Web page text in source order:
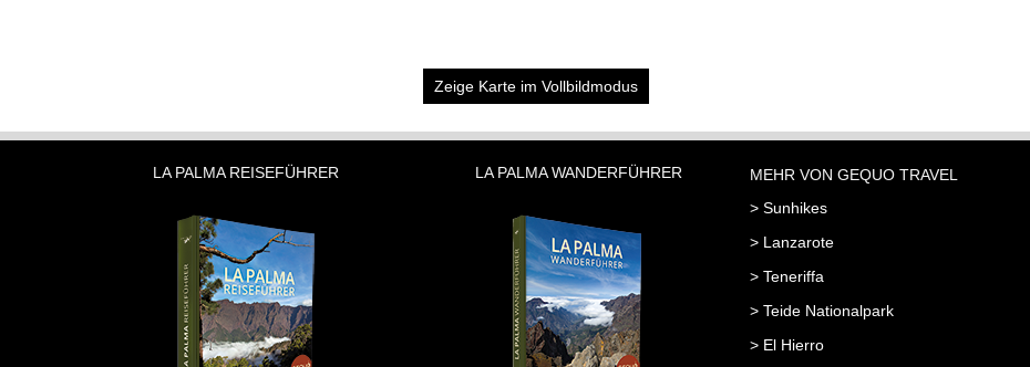
Zeige Karte im Vollbildmodus
LA PALMA REISEFÜHRER LA PALMA WANDERFÜHRER
MEHR VON GEQUO TRAVEL
> Sunhikes
> Lanzarote
> Teneriffa
> Teide Nationalpark
> El Hierro